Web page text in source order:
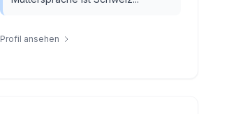
Profil ansehen